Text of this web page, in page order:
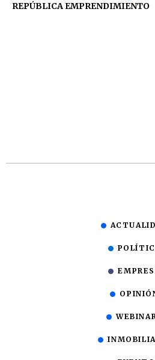
REPÚBLICA EMPRENDIMIENTO